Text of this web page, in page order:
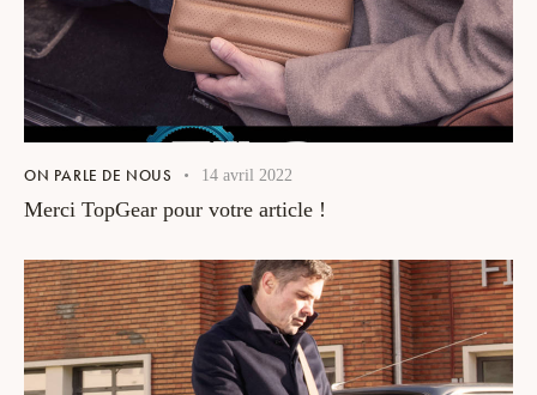
ON PARLE DE NOUS 14 avril 2022
Merci TopGear pour votre article !